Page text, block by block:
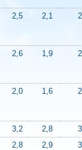
2,5 2,1
2,6 1,9
2,0 1,6
3,2 2,8
2,8 2,9